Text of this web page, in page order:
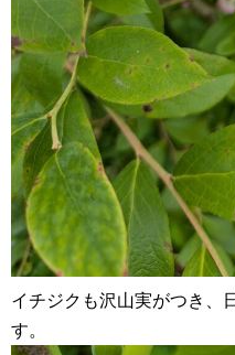
イチジクも沢山実がつき、
す。